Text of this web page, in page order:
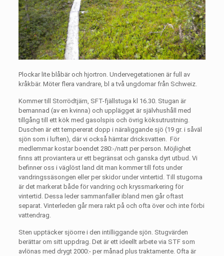
Plockar lite blåbär och hjortron. Undervegetationen är full av
kråkbär. Möter flera vandrare, bl a två ungdomar från Schweiz.
Kommer till Storrödtjärn, SFT-fjällstuga kl 16.30. Stugan är
bemannad (av en kvinna) och upplägget är självhushåll med
tillgång till ett kök med gasolspis och övrig köksutrustning.
Duschen är ett tempererat dopp i näraliggande sjö (19 gr. i såväl
sjön som i luften), där vi också hämtar dricksvatten. För
medlemmar kostar boendet 280:-/natt per person. Möjlighet
finns att proviantera ur ett begränsat och ganska dyrt utbud. Vi
befinner oss i väglöst land dit man kommer till fots under
vandringssäsongen eller per skidor under vintertid. Till stugorna
är det markerat både för vandring och kryssmarkering för
vintertid. Dessa leder sammanfaller ibland men går oftast
separat. Vinterleden går mera rakt på och ofta över och inte förbi
vattendrag.
Sten upptäcker sjöorre i den intilliggande sjön. Stugvärden
berättar om sitt uppdrag. Det är ett ideellt arbete via STF som
avlönas med drygt 2000:- per månad plus traktamente. Ofta är